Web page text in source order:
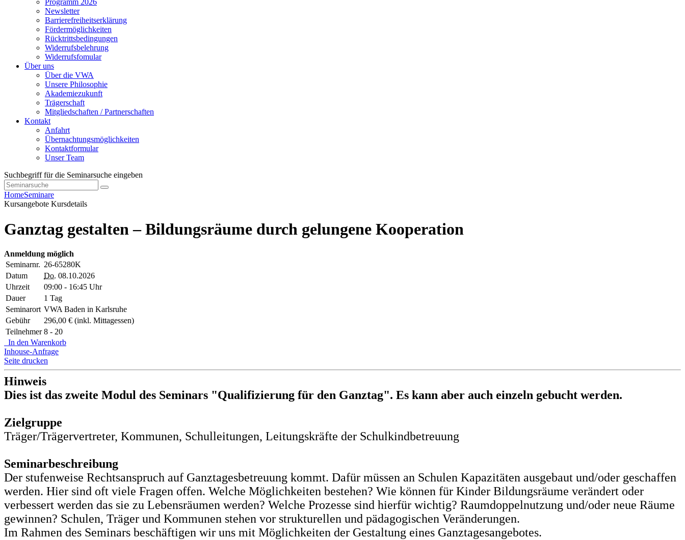
Programm 2026
Newsletter
Barrierefreiheitserklärung
Fördermöglichkeiten
Rücktrittsbedingungen
Widerrufsbelehrung
Widerrufsfomular
Über uns
Über die VWA
Unsere Philosophie
Akademiezukunft
Trägerschaft
Mitgliedschaften / Partnerschaften
Kontakt
Anfahrt
Übernachtungsmöglichkeiten
Kontaktformular
Unser Team
Suchbegriff für die Seminarsuche eingeben
HomeSeminare
Kursangebote Kursdetails
Ganztag gestalten – Bildungsräume durch gelungene Kooperation
Anmeldung möglich
Seminarnr. 26-65280K
Datum
Do. 08.10.2026
Uhrzeit
09:00 - 16:45 Uhr
Dauer
1 Tag
Seminarort VWA Baden in Karlsruhe
Gebühr
296,00 € (inkl. Mittagessen)
Teilnehmer 8 - 20
In den Warenkorb
Inhouse-Anfrage
Seite drucken
Hinweis
Dies ist das zweite Modul des Seminars "Qualifizierung für den Ganztag". Es kann aber auch einzeln gebucht werden.
Zielgruppe
Träger/Trägervertreter, Kommunen, Schulleitungen, Leitungskräfte der Schulkindbetreuung
Seminarbeschreibung
Der stufenweise Rechtsanspruch auf Ganztagesbetreuung kommt. Dafür müssen an Schulen Kapazitäten ausgebaut und/oder geschaffen
werden. Hier sind oft viele Fragen offen. Welche Möglichkeiten bestehen? Wie können für Kinder Bildungsräume verändert oder
verbessert werden das sie zu Lebensräumen werden? Welche Prozesse sind hierfür wichtig? Raumdoppelnutzung und/oder neue Räume
gewinnen? Schulen, Träger und Kommunen stehen vor strukturellen und pädagogischen Veränderungen.
Im Rahmen des Seminars beschäftigen wir uns mit Möglichkeiten der Gestaltung eines Ganztagesangebotes.